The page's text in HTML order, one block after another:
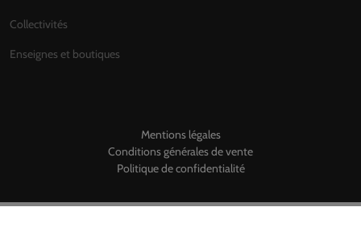
Collectivités
Enseignes et boutiques
Mentions légales
Conditions générales de vente
Politique de confidentialité